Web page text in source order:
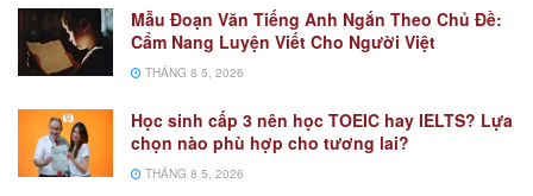
Mẫu Đoạn Văn Tiếng Anh Ngắn Theo Chủ Đề:
Cẩm Nang Luyện Viết Cho Người Việt
THÁNG 8 5, 2026
Học sinh cấp 3 nên học TOEIC hay IELTS? Lựa
chọn nào phù hợp cho tương lai?
THÁNG 8 5, 2026